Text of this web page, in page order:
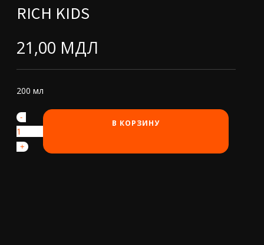
RICH KIDS
21,00 МДЛ
200 мл
Количество
товара
Rich
Kids
-
+
В КОРЗИНУ